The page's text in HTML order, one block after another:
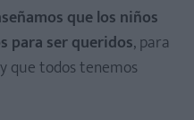
que los niños
para ser queridos, para
que todos tenemos